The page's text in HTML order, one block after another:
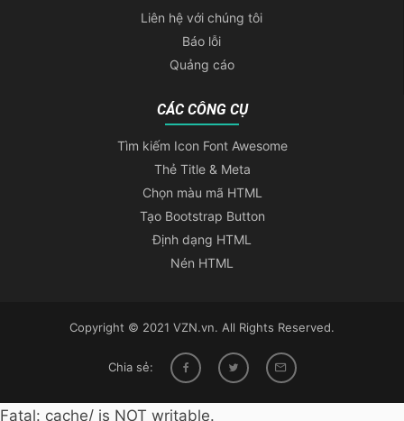
Liên hệ với chúng tôi
Báo lỗi
Quảng cáo
CÁC CÔNG CỤ
Tìm kiếm Icon Font Awesome
Thẻ Title & Meta
Chọn màu mã HTML
Tạo Bootstrap Button
Định dạng HTML
Nén HTML
Copyright © 2021 VZN.vn. All Rights Reserved.
Chia sẻ:
Fatal: cache/ is NOT writable.